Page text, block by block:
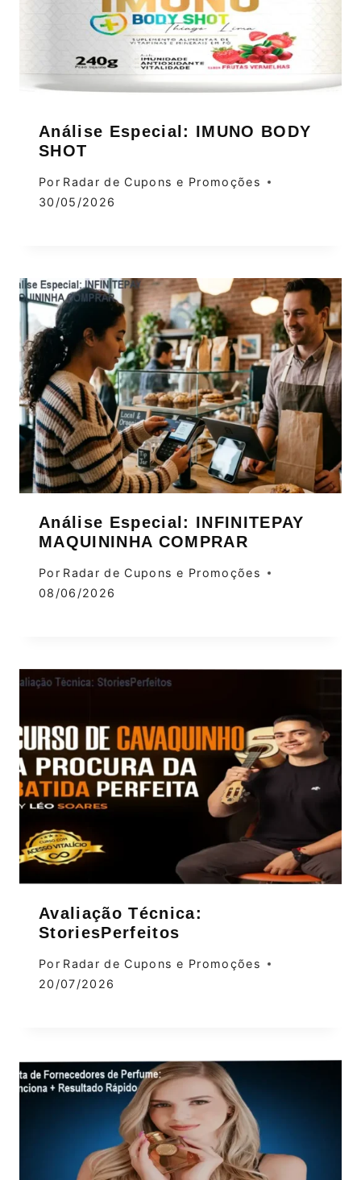
Análise Especial: IMUNO BODY
SHOT
Por Radar de Cupons e Promoções
30/05/2026
Análise Especial: INFINITEPAY
MAQUININHA COMPRAR
Por Radar de Cupons e Promoções
08/06/2026
Avaliação Técnica:
StoriesPerfeitos
Por Radar de Cupons e Promoções
20/07/2026